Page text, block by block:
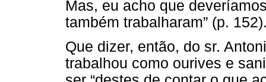
Mas, eu acho que
também trabalharam” (p.
Que dizer, então, do sr.
trabalhou como ourives e